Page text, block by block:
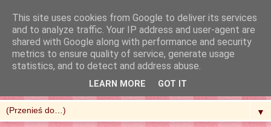
R'n'G Kitchen
▼
This site uses cookies from Google to deliver its services
and to analyze traffic. Your IP address and user-agent are
shared with Google along with performance and security
metrics to ensure quality of service, generate usage
statistics, and to detect and address abuse.
LEARN MORE GOT IT